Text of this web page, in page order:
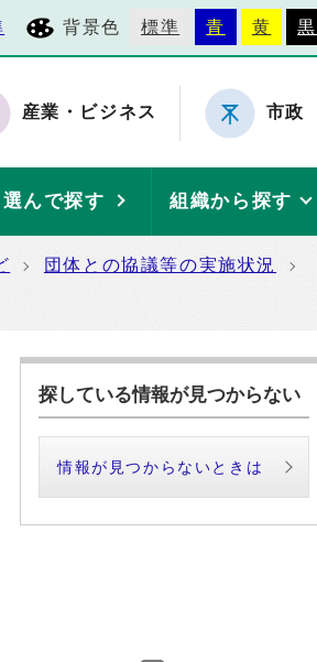
背景色 標準 青 黄 黒
産業・ビジネス 市政
選んで探す 組織から探す
団体との協議等の実施状況
探している情報が見つからない
情報が見つからないときは